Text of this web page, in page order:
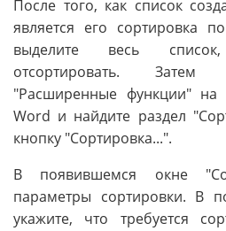
После того, как список
является его сортировка
выделите весь
отсортировать. Затем
"Расширенные функции" на
Word и найдите раздел
кнопку "Сортировка...".
В появившемся окне
параметры сортировки. В
укажите, что требуется